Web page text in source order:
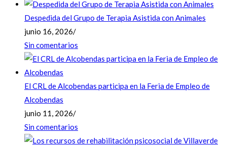
Despedida del Grupo de Terapia Asistida con Animales
junio 16, 2026/
Sin comentarios
El CRL de Alcobendas participa en la Feria de Empleo de
Alcobendas
junio 11, 2026/
Sin comentarios